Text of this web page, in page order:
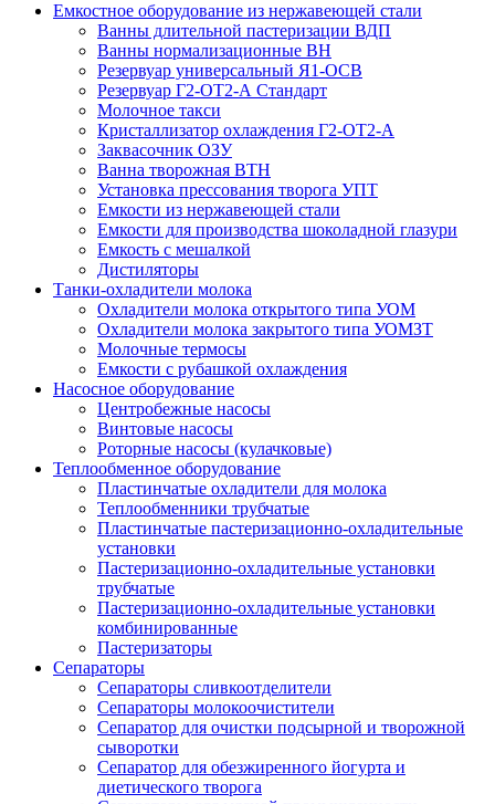
Емкостное оборудование из нержавеющей стали
Ванны длительной пастеризации ВДП
Ванны нормализационные ВН
Резервуар универсальный Я1-ОСВ
Резервуар Г2-ОТ2-А Стандарт
Молочное такси
Кристаллизатор охлаждения Г2-ОТ2-А
Заквасочник ОЗУ
Ванна творожная ВТН
Установка прессования творога УПТ
Емкости из нержавеющей стали
Емкости для производства шоколадной глазури
Емкость с мешалкой
Дистиляторы
Танки-охладители молока
Охладители молока открытого типа УОМ
Охладители молока закрытого типа УОМЗТ
Молочные термосы
Емкости с рубашкой охлаждения
Насосное оборудование
Центробежные насосы
Винтовые насосы
Роторные насосы (кулачковые)
Теплообменное оборудование
Пластинчатые охладители для молока
Теплообменники трубчатые
Пластинчатые пастеризационно-охладительные
установки
Пастеризационно-охладительные установки
трубчатые
Пастеризационно-охладительные установки
комбинированные
Пастеризаторы
Сепараторы
Сепараторы сливкоотделители
Сепараторы молокоочистители
Сепаратор для очистки подсырной и творожной
сыворотки
Сепаратор для обезжиренного йогурта и
диетического творога